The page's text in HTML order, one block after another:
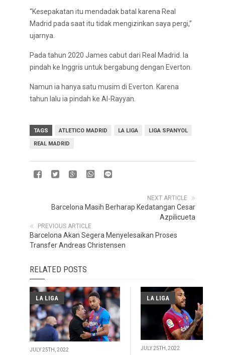
“Kesepakatan itu mendadak batal karena Real
Madrid pada saat itu tidak mengizinkan saya pergi,”
ujarnya.
Pada tahun 2020 James cabut dari Real Madrid. Ia
pindah ke Inggris untuk bergabung dengan Everton.
Namun ia hanya satu musim di Everton. Karena
tahun lalu ia pindah ke Al-Rayyan.
TAGS ATLETICO MADRID LA LIGA
LIGA SPANYOL
REAL MADRID
NEXT ARTICLE
Barcelona Masih Berharap Kedatangan Cesar
Azpilicueta
PREVIOUS ARTICLE
Barcelona Akan Segera Menyelesaikan Proses
Transfer Andreas Christensen
RELATED POSTS
LA LIGA
JULY 25TH, 2022
LA LIGA
JULY 25TH, 2022